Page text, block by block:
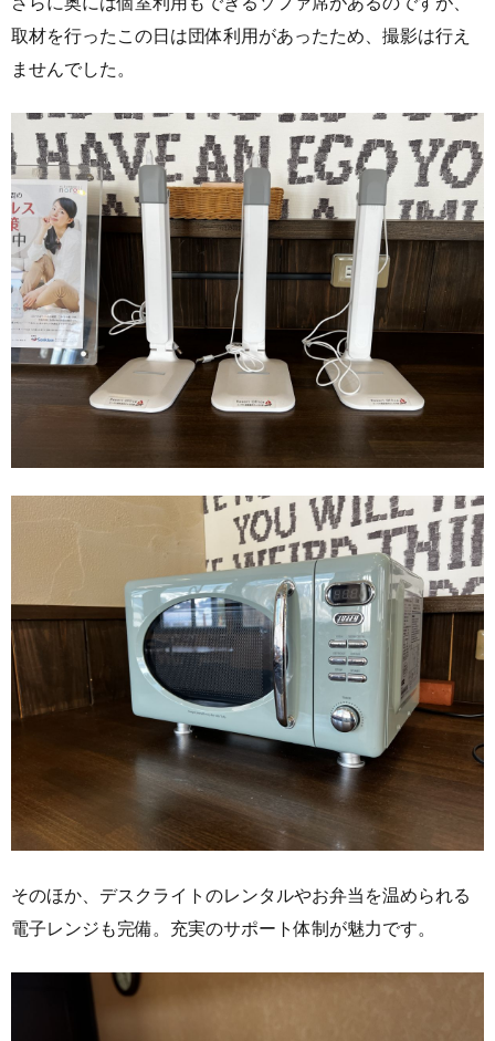
取材を行ったこの日は団体利用があったため、撮影は行え
ませんでした。
そのほか、デスクライトのレンタルやお弁当を温められる
電子レンジも完備。充実のサポート体制が魅力です。